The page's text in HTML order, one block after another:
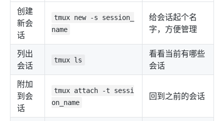
创建
新会
话
tmux new -s session_
name
给会话起个名
字，方便管理
列出
会话
tmux ls
看看当前有哪些
会话
附加
到会
话
tmux attach -t sessi
on_name
回到之前的会话